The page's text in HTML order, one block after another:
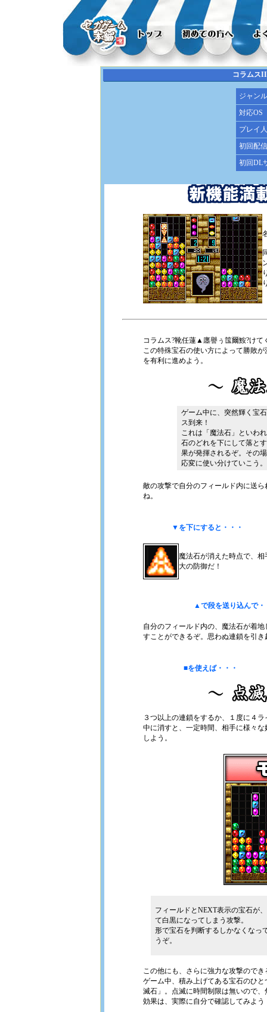
コラムス
ジャンル
対応OS
プレイ
初回配
初回DL
コラムス?靴任蓮▲廛譽ぅ筺爾鮟?け
この特殊宝石の使い方によって勝敗
を有利に進めよう。
ゲーム中に、突然輝く宝
ス到来！
これは「魔法石」といわ
石のどれを下にして落と
果が発揮されるぞ。その
応変に使い分けていこう。
敵の攻撃で自分のフィールド内に送
ね。
▼を下にすると・・・
魔法石が消えた時点で、
大の防御だ！
▲で段を送り込んで・
自分のフィールド内の、魔法石が着
すことができるぞ。思わぬ連鎖を引き
■を使えば・・・
３つ以上の連鎖をするか、１度に４
中に消すと、一定時間、相手に様々
しよう。
フィールドとNEXT表示の宝石が
て白黒になってしまう攻撃。
形で宝石を判断するしかなくなっ
うぞ。
この他にも、さらに強力な攻撃ので
ゲーム中、積み上げてある宝石のひ
滅石」。点滅に時間制限は無いので
効果は、実際に自分で確認してみよう